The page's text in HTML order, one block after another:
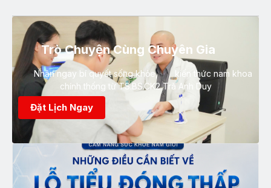
Trò Chuyện Cùng Chuyên Gia
Nhận ngay bí quyết sống khỏe, kiến thức nam khoa
chính thống từ TS.BS.CK2 Trà Anh Duy
Đặt Lịch Ngay